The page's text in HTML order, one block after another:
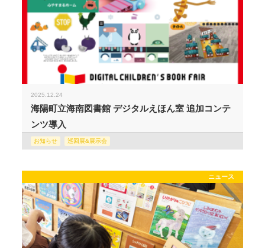
2025.12.24
海陽町立海南図書館 デジタルえほん室 追加コンテ
ンツ導入
お知らせ 巡回展&展示会
ニュース